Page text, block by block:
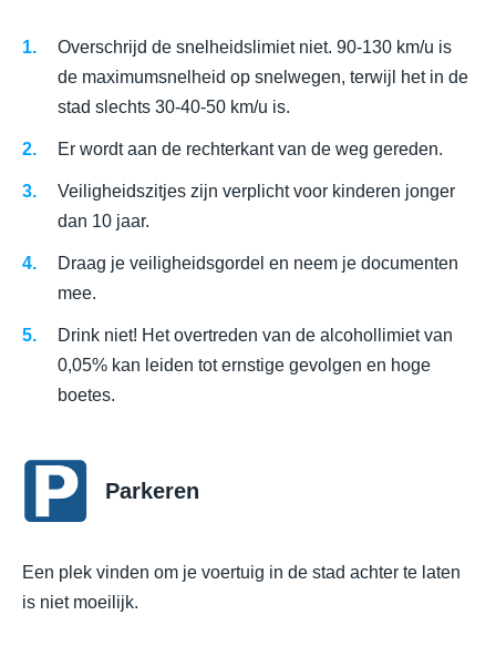
Overschrijd de snelheidslimiet niet. 90-130 km/u is
de maximumsnelheid op snelwegen, terwijl het in de
stad slechts 30-40-50 km/u is.
Er wordt aan de rechterkant van de weg gereden.
Veiligheidszitjes zijn verplicht voor kinderen jonger
dan 10 jaar.
Draag je veiligheidsgordel en neem je documenten
mee.
Drink niet! Het overtreden van de alcohollimiet van
0,05% kan leiden tot ernstige gevolgen en hoge
boetes.
Parkeren
Een plek vinden om je voertuig in de stad achter te laten
is niet moeilijk.